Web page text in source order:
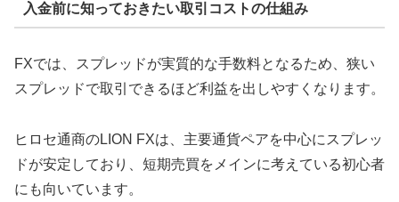
入金前に知っておきたい取引コストの仕組み
FXでは、スプレッドが実質的な手数料となるため、狭い
スプレッドで取引できるほど利益を出しやすくなります。
ヒロセ通商のLION FXは、主要通貨ペアを中心にスプレッ
ドが安定しており、短期売買をメインに考えている初心者
にも向いています。